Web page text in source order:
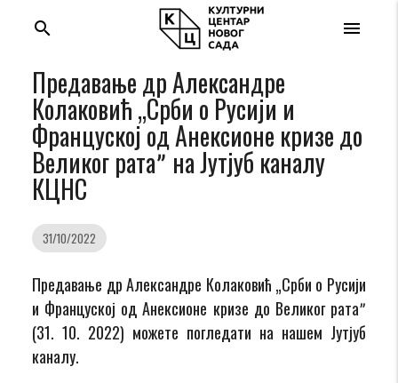
menu
search
Предавање др Александре
Колаковић „Срби о Русији и
Француској од Анексионе кризе до
Великог ратаˮ на Jутјуб каналу
КЦНС
31/10/2022
Предавање др Александре Колаковић „Срби о Русији
и Француској од Анексионе кризе до Великог ратаˮ
(31. 10. 2022) можете погледати на нашем Јутјуб
каналу.